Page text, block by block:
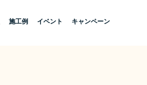
施工例 イベント キャンペーン